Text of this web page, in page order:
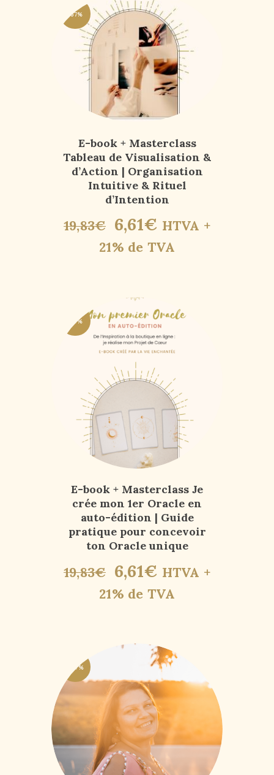
-67%
E-book + Masterclass
Tableau de Visualisation &
d’Action | Organisation
Intuitive & Rituel
d’Intention
19,83€ 6,61€ HTVA +
21% de TVA
-67%
E-book + Masterclass Je
crée mon 1er Oracle en
auto-édition | Guide
pratique pour concevoir
ton Oracle unique
19,83€ 6,61€ HTVA +
21% de TVA
-50%